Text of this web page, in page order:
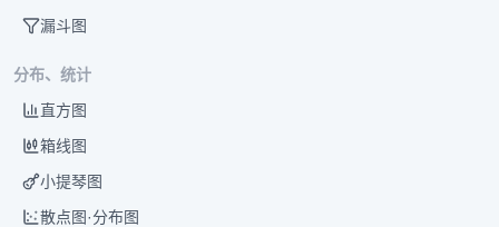
漏斗图
分布、统计
直方图
箱线图
小提琴图
散点图·分布图